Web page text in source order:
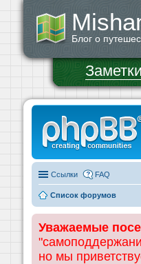
Блог о
Заметки
Ссылки FAQ
Список форумов
Уважаемые
но мы